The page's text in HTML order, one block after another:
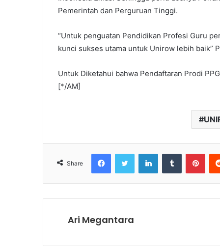
Pemerintah dan Perguruan Tinggi.
“Untuk penguatan Pendidikan Profesi Guru
kunci sukses utama untuk Unirow lebih baik”
Untuk Diketahui bahwa Pendaftaran Prodi
[*/AM]
Share
Ari Megantara